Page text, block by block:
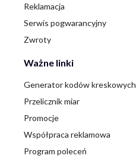
Reklamacja
Serwis pogwarancyjny
Zwroty
Ważne linki
Generator kodów kreskowych
Przelicznik miar
Promocje
Współpraca reklamowa
Program poleceń